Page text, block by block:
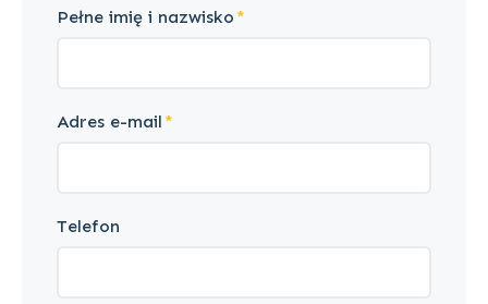
Pełne imię i nazwisko
Adres e-mail
Telefon